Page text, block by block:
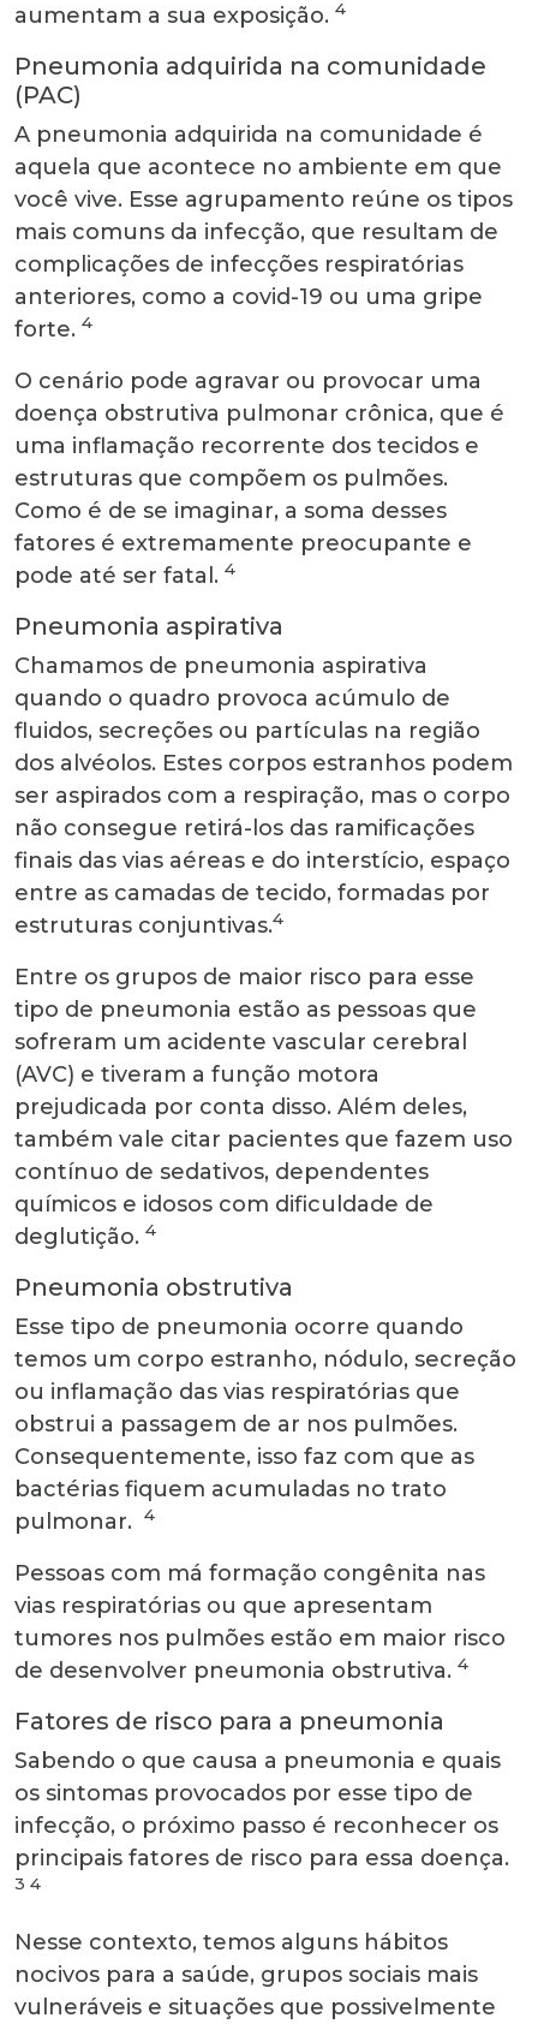
aumentam a sua exposição. 4
Pneumonia adquirida na comunidade
(PAC)
A pneumonia adquirida na comunidade é
aquela que acontece no ambiente em que
você vive. Esse agrupamento reúne os tipos
mais comuns da infecção, que resultam de
complicações de infecções respiratórias
anteriores, como a covid-19 ou uma gripe
forte. 4
O cenário pode agravar ou provocar uma
doença obstrutiva pulmonar crônica, que é
uma inflamação recorrente dos tecidos e
estruturas que compõem os pulmões.
Como é de se imaginar, a soma desses
fatores é extremamente preocupante e
pode até ser fatal. 4
Pneumonia aspirativa
Chamamos de pneumonia aspirativa
quando o quadro provoca acúmulo de
fluidos, secreções ou partículas na região
dos alvéolos. Estes corpos estranhos podem
ser aspirados com a respiração, mas o corpo
não consegue retirá-los das ramificações
finais das vias aéreas e do interstício, espaço
entre as camadas de tecido, formadas por
estruturas conjuntivas.4
Entre os grupos de maior risco para esse
tipo de pneumonia estão as pessoas que
sofreram um acidente vascular cerebral
(AVC) e tiveram a função motora
prejudicada por conta disso. Além deles,
também vale citar pacientes que fazem uso
contínuo de sedativos, dependentes
químicos e idosos com dificuldade de
deglutição. 4
Pneumonia obstrutiva
Esse tipo de pneumonia ocorre quando
temos um corpo estranho, nódulo, secreção
ou inflamação das vias respiratórias que
obstrui a passagem de ar nos pulmões.
Consequentemente, isso faz com que as
bactérias fiquem acumuladas no trato
pulmonar.
4
Pessoas com má formação congênita nas
vias respiratórias ou que apresentam
tumores nos pulmões estão em maior risco
de desenvolver pneumonia obstrutiva. 4
Fatores de risco para a pneumonia
Sabendo o que causa a pneumonia e quais
os sintomas provocados por esse tipo de
infecção, o próximo passo é reconhecer os
principais fatores de risco para essa doença.
3 4
Nesse contexto, temos alguns hábitos
nocivos para a saúde, grupos sociais mais
vulneráveis e situações que possivelmente